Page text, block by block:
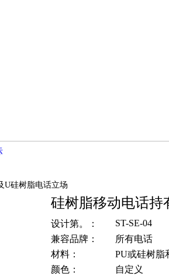
U硅树脂电话立场
硅树脂移动电话持
设计第。：
ST-SE-04
兼容品牌：
所有电话
材料：
PU或硅树脂
颜色：
自定义